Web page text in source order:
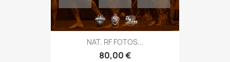
NAT. RF FOTOS...
Preço
80,00 €